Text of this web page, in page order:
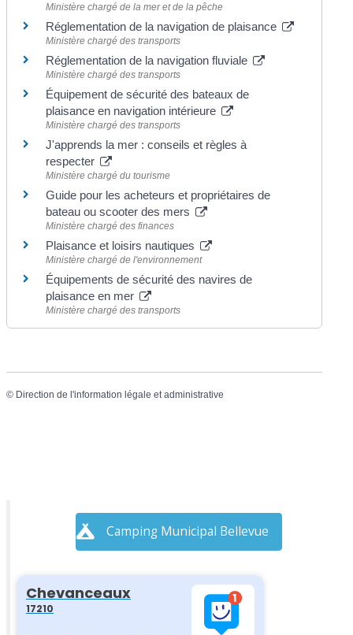
Ministère chargé de la mer et de la pêche
Réglementation de la navigation de plaisance
Ministère chargé des transports
Réglementation de la navigation fluviale
Ministère chargé des transports
Équipement de sécurité des bateaux de
plaisance en navigation intérieure
Ministère chargé des transports
J'apprends la mer : conseils et règles à
respecter
Ministère chargé du tourisme
Guide pour les acheteurs et propriétaires de
bateau ou scooter des mers
Ministère chargé des finances
Plaisance et loisirs nautiques
Ministère chargé de l'environnement
Équipements de sécurité des navires de
plaisance en mer
Ministère chargé des transports
© Direction de l'information légale et administrative
Camping Municipal Bellevue